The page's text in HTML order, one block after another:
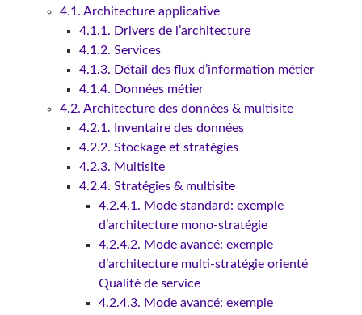
4.1. Architecture applicative
4.1.1. Drivers de l’architecture
4.1.2. Services
4.1.3. Détail des flux d’information métier
4.1.4. Données métier
4.2. Architecture des données & multisite
4.2.1. Inventaire des données
4.2.2. Stockage et stratégies
4.2.3. Multisite
4.2.4. Stratégies & multisite
4.2.4.1. Mode standard: exemple
d’architecture mono-stratégie
4.2.4.2. Mode avancé: exemple
d’architecture multi-stratégie orienté
Qualité de service
4.2.4.3. Mode avancé: exemple